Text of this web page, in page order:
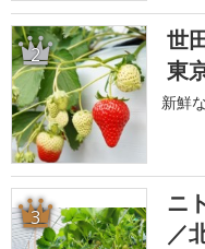
2
世
東
新鮮
3
ニ
／